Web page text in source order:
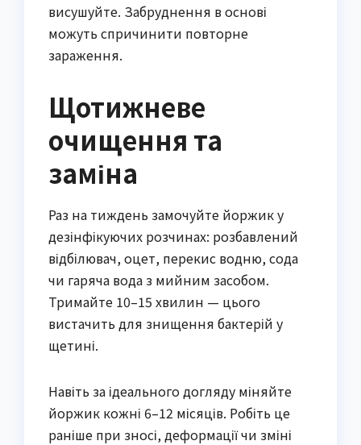
висушуйте. Забруднення в основі
можуть спричинити повторне
зараження.
Щотижневе
очищення та
заміна
Раз на тиждень замочуйте йоржик у
дезінфікуючих розчинах: розбавлений
відбілювач, оцет, перекис водню, сода
чи гаряча вода з мийним засобом.
Тримайте 10–15 хвилин — цього
вистачить для знищення бактерій у
щетині.
Навіть за ідеального догляду міняйте
йоржик кожні 6–12 місяців. Робіть це
раніше при зносі, деформації чи зміні